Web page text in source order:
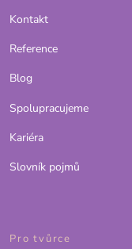
Kontakt
Reference
Blog
Spolupracujeme
Kariéra
Slovník pojmů
Pro tvůrce